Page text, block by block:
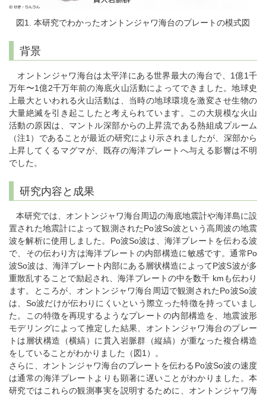
図1. 本研究でわかったオントンジャワ海台のプレートの模式図
背景
オントンジャワ海台は太平洋にある世界最大の海台で、1億1千
万年〜1億2千万年前の海底火山活動によってできました。地球史
上最大といわれる火山活動は、当時の地球環境を激変させ生物の
大量絶滅を引き起こしたと考えられています。この大規模な火山
活動の原因は、マントル深部からの上昇流である熱組成プルーム
（注1）であることが最近の研究により示されましたが、深部から
上昇してくるマグマが、既存の海洋プレートへ与える影響は不明
でした。
研究内容と成果
本研究では、オントンジャワ海台周辺の海底地震計や海洋島に設
置された地震計によって観測されたPo波So波という高周波の地震
波を解析に使用しました。Po波So波は、海洋プレートを伝わる波
で、その伝わり方は海洋プレートの内部構造に敏感です。通常Po
波So波は、海洋プレート内部にある層状構造によってP波S波が多
重散乱することで励起され、海洋プレートの中を数千 kmも伝わり
ます。ところが、オントンジャワ海台周辺で観測されたPo波So波
は、So波だけが伝わりにくいという際立った特徴を持っていまし
た。この特徴を再現するようなプレートの内部構造を、地震波形
モデリングによって推定した結果、オントンジャワ海台のプレー
トは層状構造（横縞）に貫入岩脈群（縦縞）が重なった複合構造
をしていることがわかりました（図1）。
さらに、オントンジャワ海台のプレートを伝わるPo波So波の速度
は通常の海洋プレートよりも顕著に遅いことがわかりました。本
研究ではこれらの観測事実を説明するために、オントンジャワ海